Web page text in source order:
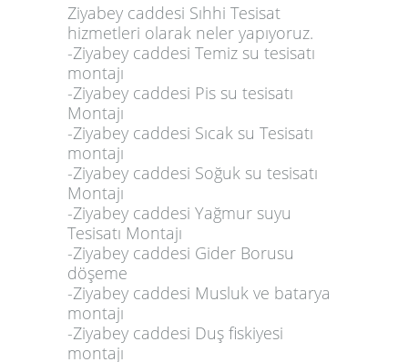
Ziyabey caddesi Sıhhi Tesisat
hizmetleri olarak neler yapıyoruz.
-Ziyabey caddesi Temiz su tesisatı
montajı
-Ziyabey caddesi Pis su tesisatı
Montajı
-Ziyabey caddesi Sıcak su Tesisatı
montajı
-Ziyabey caddesi Soğuk su tesisatı
Montajı
-Ziyabey caddesi Yağmur suyu
Tesisatı Montajı
-Ziyabey caddesi Gider Borusu
döşeme
-Ziyabey caddesi Musluk ve batarya
montajı
-Ziyabey caddesi Duş fiskiyesi
montajı